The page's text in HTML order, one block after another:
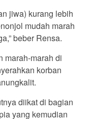
jiwa) kurang lebih
mudah marah
beber Rensa.
marah-marah di
korban
diikat di bagian
yang kemudian